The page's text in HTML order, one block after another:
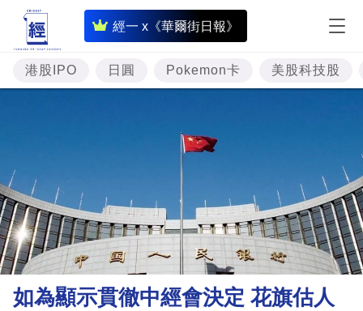
經一 x《華爾街日報》
即
時
財
經
樓
市
理
財
港股IPO 日圓 Pokemon卡 美股科技股
如為顯示貫徹中經會決定 花旗估人